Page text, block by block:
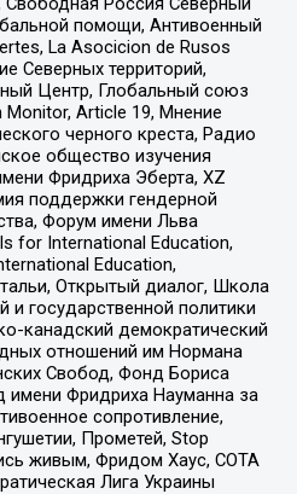
помощи, Антивоенный
La Asocicion de Rusos
Северных территорий,
Центр, Глобальный союз
Monitor, Article 19, Мнение
черного креста, Радио
общество изучения
Фридриха Эберта, XZ
поддержки гендерной
Форум имени Льва
for International Education,
Education,
Открытый диалог, Школа
государственной политики
канадский демократический
отношений им Нормана
Свобод, Фонд Бориса
Фридриха Науманна за
сопротивление,
Прометей, Stop
живым, Фридом Хаус, СОТА
Лига Украины